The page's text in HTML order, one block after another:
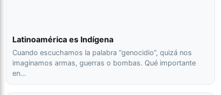
Latinoamérica es Indígena
Cuando escuchamos la palabra “genocidio”, quizá nos
imaginamos armas, guerras o bombas. Qué importante
en…